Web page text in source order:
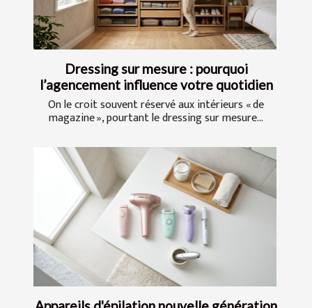
Dressing sur mesure : pourquoi
l’agencement influence votre quotidien
On le croit souvent réservé aux intérieurs « de
magazine », pourtant le dressing sur mesure...